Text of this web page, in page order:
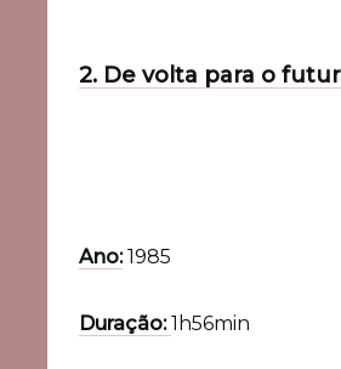
2. De volta para o
Ano:1985
Duração:1h56min